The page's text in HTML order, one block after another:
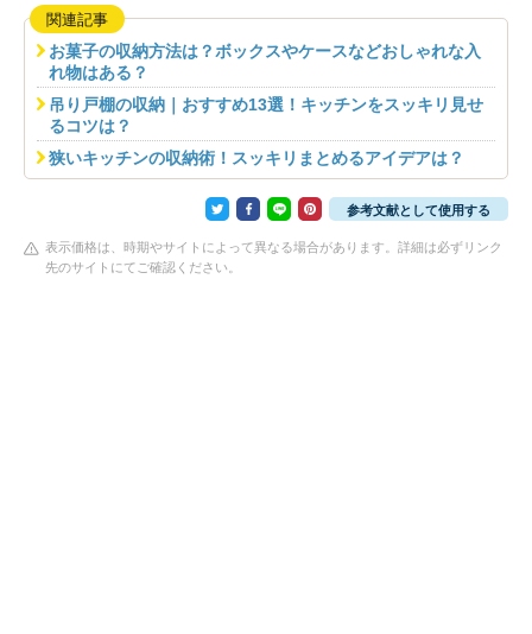
関連記事
お菓子の収納方法は？ボックスやケースなどおしゃれな入
れ物はある？
吊り戸棚の収納｜おすすめ13選！キッチンをスッキリ見せ
るコツは？
狭いキッチンの収納術！スッキリまとめるアイデアは？
参考文献として使用する
表示価格は、時期やサイトによって異なる場合があります。詳細は必ずリンク
先のサイトにてご確認ください。